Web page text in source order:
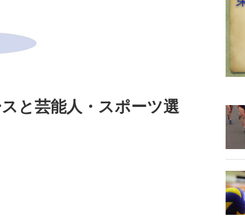
と芸能人・スポーツ選